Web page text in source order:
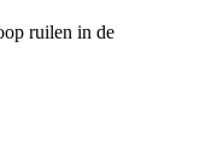
ruilen in de